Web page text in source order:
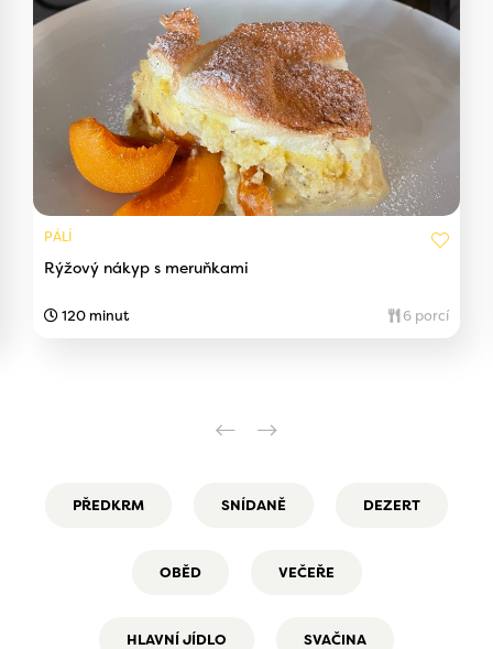
PÁLÍ
Rýžový nákyp s meruňkami
120 minut 6 porcí
PŘEDKRM SNÍDANĚ DEZERT
OBĚD VEČEŘE
HLAVNÍ JÍDLO SVAČINA